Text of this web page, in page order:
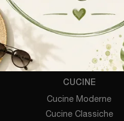
Brand
Cataloghi
CUCINE
Cucine Moderne
Cucine Classiche